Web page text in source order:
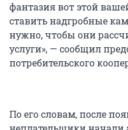
фантазия вот этой
ставить надгробные
нужно, чтобы они
услуги», — сообщил
потребительского
По его словам, после